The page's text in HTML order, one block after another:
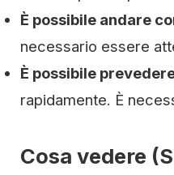
È possibile andare
necessario essere
È possibile
rapidamente. È
Cosa vedere